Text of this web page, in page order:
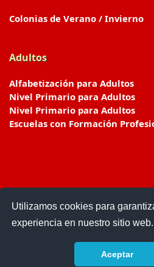
Utilizamos cookies para
experiencia en nuestro sitio web.
Aceptar
Colonias de Verano / Invierno
Adultos
Alfabetización para Adultos
Nivel Primario para Adultos
Nivel Primario para Adultos
Escuelas con Formación